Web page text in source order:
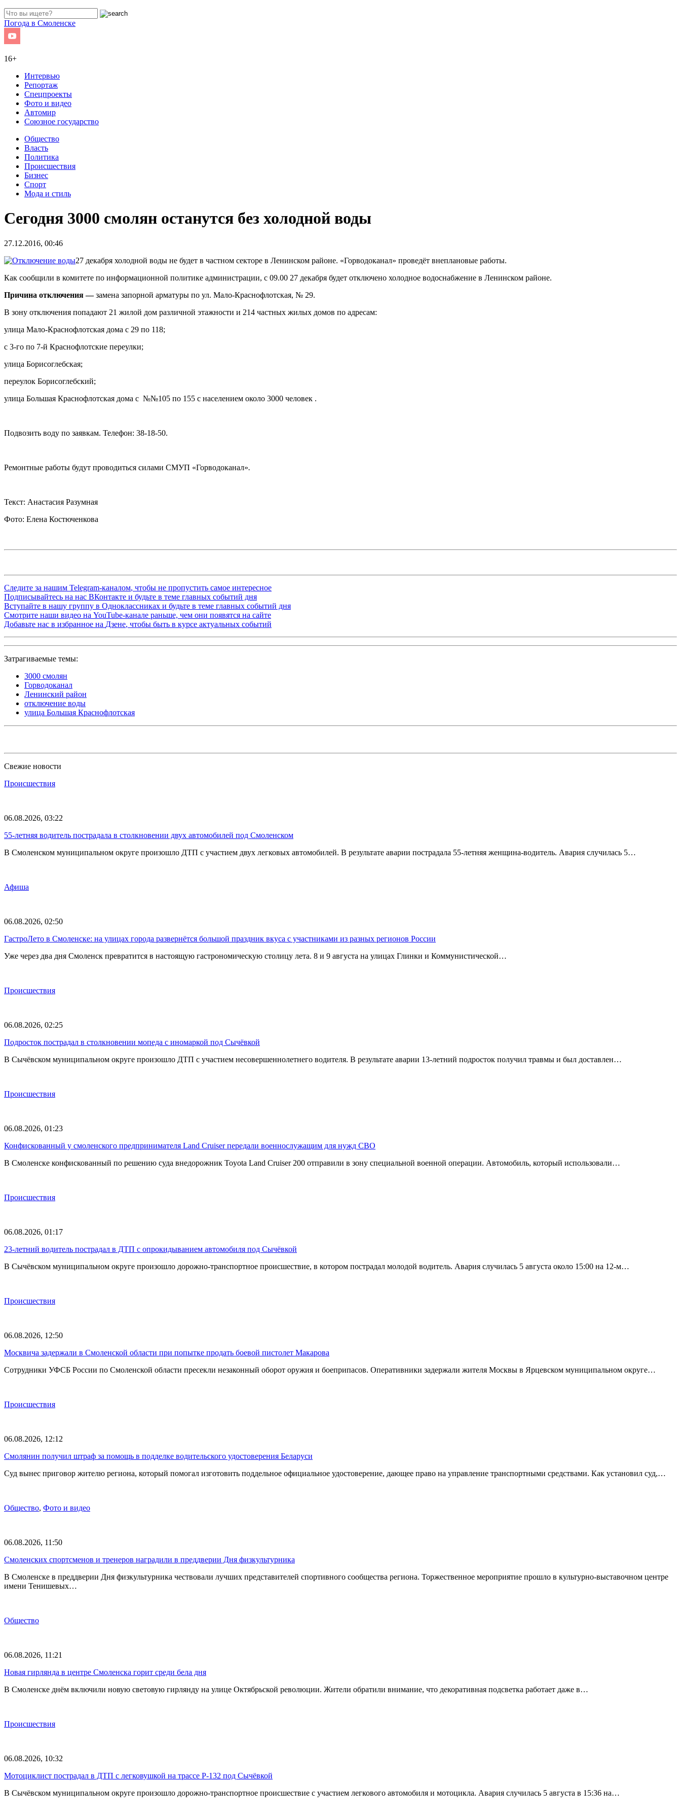
Погода в Смоленске
16+
Интервью
Репортаж
Спецпроекты
Фото и видео
Автомир
Союзное государство
Общество
Власть
Политика
Происшествия
Бизнес
Спорт
Мода и стиль
Сегодня 3000 смолян останутся без холодной воды
27.12.2016, 00:46
27 декабря холодной воды не будет в частном секторе в Ленинском районе. «Горводоканал» проведёт внеплановые работы.
Как сообщили в комитете по информационной политике администрации, с 09.00 27 декабря будет отключено холодное водоснабжение в Ленинском районе.
Причина отключения —замена запорной арматуры по ул. Мало-Краснофлотская, № 29.
В зону отключения попадают 21 жилой дом различной этажности и 214 частных жилых домов по адресам:
улица Мало-Краснофлотская дома с 29 по 118;
с 3-го по 7-й Краснофлотские переулки;
улица Борисоглебская;
переулок Борисоглебский;
улица Большая Краснофлотская дома с №№105 по 155 с населением около 3000 человек .
Подвозить воду по заявкам. Телефон: 38-18-50.
Ремонтные работы будут проводиться силами СМУП «Горводоканал».
Текст: Анастасия Разумная
Фото: Елена Костюченкова
Следите за нашим Telegram-каналом, чтобы не пропустить самое интересное
Подписывайтесь на нас ВКонтакте и будьте в теме главных событий дня
Вступайте в нашу группу в Одноклассниках и будьте в теме главных событий дня
Смотрите наши видео на YouTube-канале раньше, чем они появятся на сайте
Добавьте нас в избранное на Дзене, чтобы быть в курсе актуальных событий
Затрагиваемые темы:
3000 смолян
Горводоканал
Ленинский район
отключение воды
улица Большая Краснофлотская
Свежие новости
Происшествия
06.08.2026, 03:22
55-летняя водитель пострадала в столкновении двух автомобилей под Смоленском
В Смоленском муниципальном округе произошло ДТП с участием двух легковых автомобилей. В результате аварии пострадала 55-летняя женщина-водитель. Авария случилась 5…
Афиша
06.08.2026, 02:50
ГастроЛето в Смоленске: на улицах города развернётся большой праздник вкуса с участниками из разных регионов России
Уже через два дня Смоленск превратится в настоящую гастрономическую столицу лета. 8 и 9 августа на улицах Глинки и Коммунистической…
Происшествия
06.08.2026, 02:25
Подросток пострадал в столкновении мопеда с иномаркой под Сычёвкой
В Сычёвском муниципальном округе произошло ДТП с участием несовершеннолетнего водителя. В результате аварии 13-летний подросток получил травмы и был доставлен…
Происшествия
06.08.2026, 01:23
Конфискованный у смоленского предпринимателя Land Cruiser передали военнослужащим для нужд СВО
В Смоленске конфискованный по решению суда внедорожник Toyota Land Cruiser 200 отправили в зону специальной военной операции. Автомобиль, который использовали…
Происшествия
06.08.2026, 01:17
23-летний водитель пострадал в ДТП с опрокидыванием автомобиля под Сычёвкой
В Сычёвском муниципальном округе произошло дорожно-транспортное происшествие, в котором пострадал молодой водитель. Авария случилась 5 августа около 15:00 на 12-м…
Происшествия
06.08.2026, 12:50
Москвича задержали в Смоленской области при попытке продать боевой пистолет Макарова
Сотрудники УФСБ России по Смоленской области пресекли незаконный оборот оружия и боеприпасов. Оперативники задержали жителя Москвы в Ярцевском муниципальном округе…
Происшествия
06.08.2026, 12:12
Смолянин получил штраф за помощь в подделке водительского удостоверения Беларуси
Суд вынес приговор жителю региона, который помогал изготовить поддельное официальное удостоверение, дающее право на управление транспортными средствами. Как установил суд,…
Общество, Фото и видео
06.08.2026, 11:50
Смоленских спортсменов и тренеров наградили в преддверии Дня физкультурника
В Смоленске в преддверии Дня физкультурника чествовали лучших представителей спортивного сообщества региона. Торжественное мероприятие прошло в культурно-выставочном центре
имени Тенишевых…
Общество
06.08.2026, 11:21
Новая гирлянда в центре Смоленска горит среди бела дня
В Смоленске днём включили новую световую гирлянду на улице Октябрьской революции. Жители обратили внимание, что декоративная подсветка работает даже в…
Происшествия
06.08.2026, 10:32
Мотоциклист пострадал в ДТП с легковушкой на трассе Р-132 под Сычёвкой
В Сычёвском муниципальном округе произошло дорожно-транспортное происшествие с участием легкового автомобиля и мотоцикла. Авария случилась 5 августа в 15:36 на…